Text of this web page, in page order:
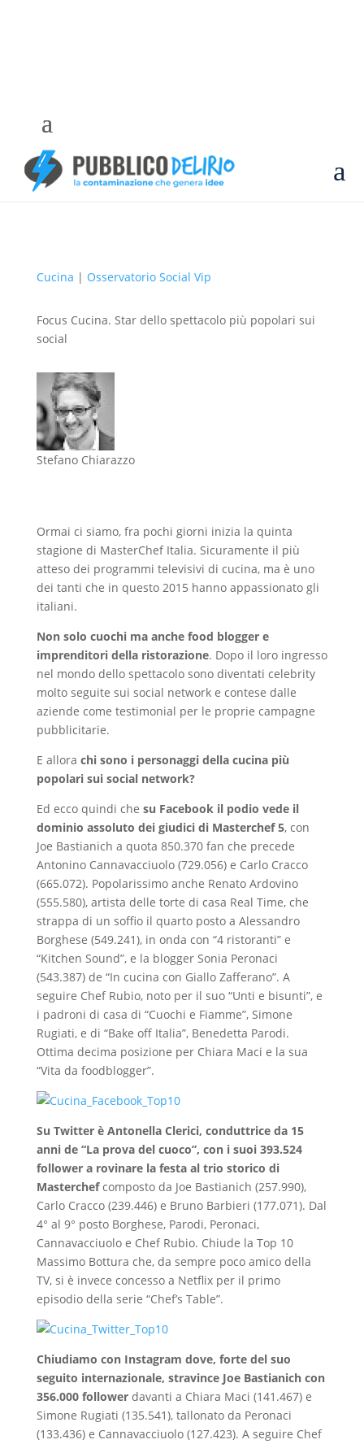
a
Cucina | Osservatorio Social Vip
Focus Cucina. Star dello spettacolo più popolari sui
social
Stefano Chiarazzo
Ormai ci siamo, fra pochi giorni inizia la quinta
stagione di MasterChef Italia. Sicuramente il più
atteso dei programmi televisivi di cucina, ma è uno
dei tanti che in questo 2015 hanno appassionato gli
italiani.
Non solo cuochi ma anche food blogger e
imprenditori della ristorazione. Dopo il loro ingresso
nel mondo dello spettacolo sono diventati celebrity
molto seguite sui social network e contese dalle
aziende come testimonial per le proprie campagne
pubblicitarie.
E allora chi sono i personaggi della cucina più
popolari sui social network?
Ed ecco quindi che su Facebook il podio vede il
dominio assoluto dei giudici di Masterchef 5, con
Joe Bastianich a quota 850.370 fan che precede
Antonino Cannavacciuolo (729.056) e Carlo Cracco
(665.072). Popolarissimo anche Renato Ardovino
(555.580), artista delle torte di casa Real Time, che
strappa di un soffio il quarto posto a Alessandro
Borghese (549.241), in onda con “4 ristoranti” e
“Kitchen Sound”, e la blogger Sonia Peronaci
(543.387) de “In cucina con Giallo Zafferano”. A
seguire Chef Rubio, noto per il suo “Unti e bisunti”, e
i padroni di casa di “Cuochi e Fiamme”, Simone
Rugiati, e di “Bake off Italia”, Benedetta Parodi.
Ottima decima posizione per Chiara Maci e la sua
“Vita da foodblogger”.
Su Twitter è Antonella Clerici, conduttrice da 15
anni de “La prova del cuoco”, con i suoi 393.524
follower a rovinare la festa al trio storico di
Masterchefcomposto da Joe Bastianich (257.990),
Carlo Cracco (239.446) e Bruno Barbieri (177.071). Dal
4° al 9° posto Borghese, Parodi, Peronaci,
Cannavacciuolo e Chef Rubio. Chiude la Top 10
Massimo Bottura che, da sempre poco amico della
TV, si è invece concesso a Netflix per il primo
episodio della serie “Chef’s Table”.
Chiudiamo con Instagram dove, forte del suo
seguito internazionale, stravince Joe Bastianich con
356.000 followerdavanti a Chiara Maci (141.467) e
Simone Rugiati (135.541), tallonato da Peronaci
(133.436) e Cannavacciuolo (127.423). A seguire Chef